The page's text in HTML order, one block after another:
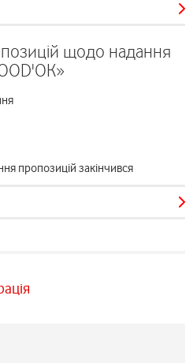
щодо надання
пропозицій закінчився